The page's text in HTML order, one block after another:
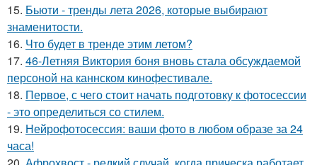
15. Бьюти - тренды лета 2026, которые выбирают
знаменитости.
16. Что будет в тренде этим летом?
17. 46-Летняя Виктория боня вновь стала обсуждаемой
персоной на каннском кинофестивале.
18. Первое, с чего стоит начать подготовку к фотосессии
- это определиться со стилем.
19. Нейрофотосессия: ваши фото в любом образе за 24
часа!